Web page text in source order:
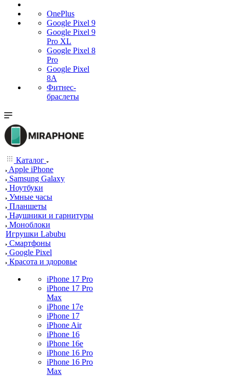
OnePlus
Google Pixel 9
Google Pixel 9
Pro XL
Google Pixel 8
Pro
Google Pixel
8A
Фитнес-
браслеты
Каталог
Apple iPhone
Samsung Galaxy
Ноутбуки
Умные часы
Планшеты
Наушники и гарнитуры
Моноблоки
Игрушки Labubu
Смартфоны
Google Pixel
Красота и здоровье
iPhone 17 Pro
iPhone 17 Pro
Max
iPhone 17e
iPhone 17
iPhone Air
iPhone 16
iPhone 16e
iPhone 16 Pro
iPhone 16 Pro
Max